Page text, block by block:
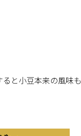
と小豆本来の風味